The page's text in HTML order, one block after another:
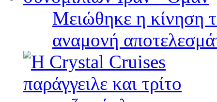
Μειώθηκε η κίνηση
αναμονή